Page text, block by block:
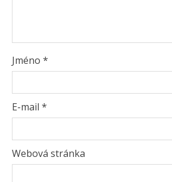
Jméno *
E-mail *
Webová stránka